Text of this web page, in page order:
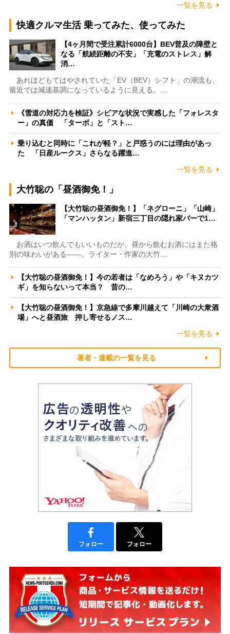
一覧を見る
快適クルマ生活 乗ってみた、使ってみた
【4ヶ月間で受注累計6000台】BEV普及の障壁と
なる「航続距離の不安」「充電のストレス」解
消…
あれほどもてはやされていた「EV（BEV）シフト」の潮流も、
最近では減速基調になっているように見える。…
《雪道の対応力を検証》シビアな状況で実感した「フォレスタ
ー」の真価 「ターボ」と「スト…
乗り込むと同時に「これが軽？」と戸惑うのには理由があっ
た 「日産ルークス」さらなる躍進…
一覧を見る
大竹聡の「昼酒御免！」
【大竹聡の昼酒御免！】「ネグローニ」「山崎」
「マンハッタン」新宿三丁目の隠れ家バーで1…
お酒はいつ飲んでもいいものだが、昼から飲むお酒にはまた格
別の味わいがある――。ライター・作家の大竹…
【大竹聡の昼酒御免！】今の若者は「なめろう」や「キヌカツ
ギ」を知らないって本当？ 昔の…
【大竹聡の昼酒御免！】京急線で多摩川越えて「川崎の大衆酒
場」へと昼酒旅 押し寄せるノス…
一覧を見る
著者・連載の一覧を見る
フォロー フォロー